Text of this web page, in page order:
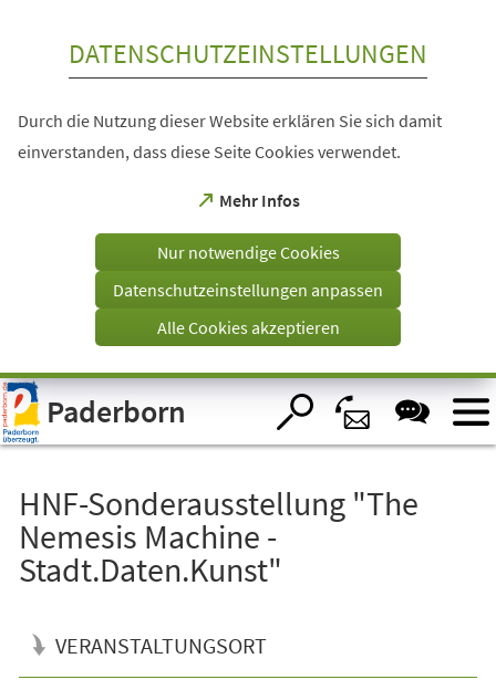
Visuelle
Assistenzsoftware
öffnen.
DATENSCHUTZEINSTELLUNGEN
Durch die Nutzung dieser Website erklären Sie sich damit
einverstanden, dass diese Seite Cookies verwendet.
Mehr Infos
(Öffnet
einem
Tab)
Nur notwendige Cookies
Datenschutzeinstellungen anpassen
Alle Cookies akzeptieren
Paderborn
HNF-Sonderausstellung "The
Nemesis Machine -
Stadt.Daten.Kunst"
VERANSTALTUNGSORT